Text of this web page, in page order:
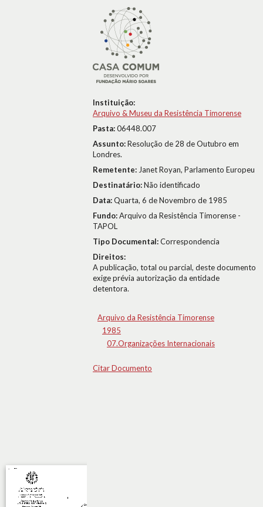
Instituição:
Arquivo & Museu da Resistência Timorense
Pasta:06448.007
Assunto:Resolução de 28 de Outubro em
Londres.
Remetente: Janet Royan, Parlamento Europeu
Destinatário:Não identificado
Data:Quarta, 6 de Novembro de 1985
Fundo:Arquivo da Resistência Timorense -
TAPOL
Tipo Documental:Correspondencia
Direitos:
A publicação, total ou parcial, deste documento
exige prévia autorização da entidade
detentora.
Arquivo da Resistência Timorense
1985
07.Organizações Internacionais
Citar Documento